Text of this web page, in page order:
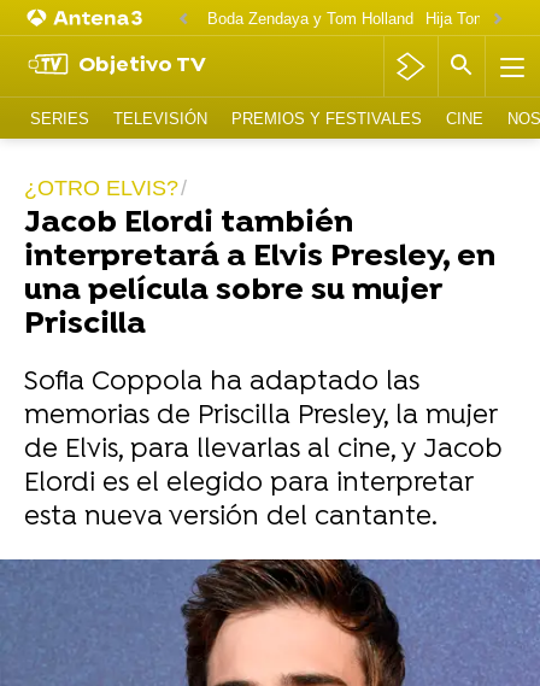
Boda Zendaya y Tom Holland Hija Tom
Objetivo TV
SERIES TELEVISIÓN PREMIOS Y FESTIVALES CINE
¿OTRO ELVIS?
Jacob Elordi también
interpretará a Elvis Presley, en
una película sobre su mujer
Priscilla
Sofia Coppola ha adaptado las
memorias de Priscilla Presley, la mujer
de Elvis, para llevarlas al cine, y Jacob
Elordi es el elegido para interpretar
esta nueva versión del cantante.